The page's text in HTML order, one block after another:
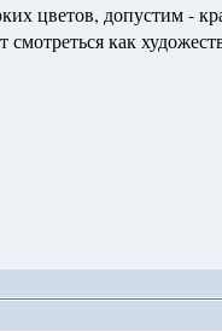
цветов, допустим -
смотреться как